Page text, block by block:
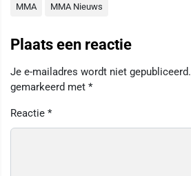
MMA MMA Nieuws
Plaats een reactie
Je e-mailadres wordt niet gepubliceerd.
gemarkeerd met *
Reactie *